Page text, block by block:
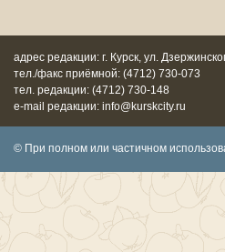
адрес редакции: г. Курск, ул.
тел./факс приёмной: (4712) 730-073
тел. редакции: (4712) 730-148
e-mail редакции: info@kurskcity.ru
© При полном или частичном